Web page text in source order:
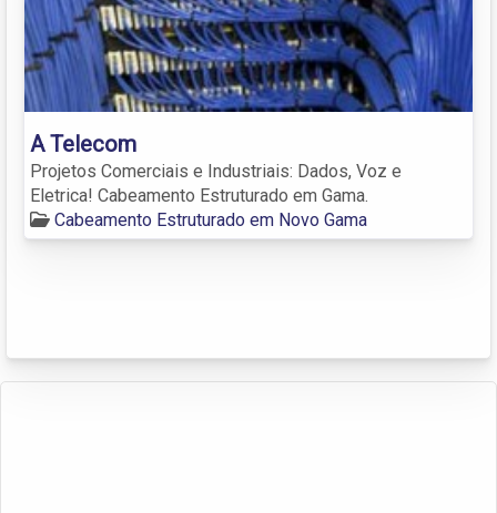
A Telecom
Projetos Comerciais e Industriais: Dados, Voz e
Eletrica! Cabeamento Estruturado em Gama.
Cabeamento Estruturado em Novo Gama